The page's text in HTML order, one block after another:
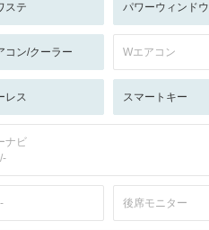
ステ パワーウィンドウ
コン/クーラー Wエアコン
レス スマートキー
ナビ
後席モニター